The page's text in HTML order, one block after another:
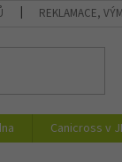
REKLAMACE,
Canicross v